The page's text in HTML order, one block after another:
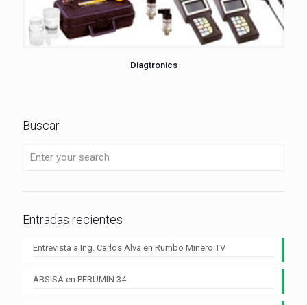
Diagtronics
Buscar
Entradas recientes
Entrevista a Ing. Carlos Alva en Rumbo Minero TV
ABSISA en PERUMIN 34